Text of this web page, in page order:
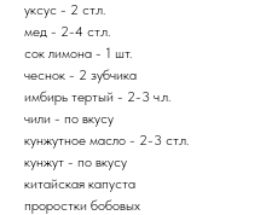
уксус - 2 ст.л.
мед - 2-4 ст.л.
сок лимона - 1 шт.
чеснок - 2 зубчика
имбирь тертый - 2-3 ч.л.
чили - по вкусу
кунжутное масло - 2-3 ст.л.
кунжут - по вкусу
китайская капуста
проростки бобовых